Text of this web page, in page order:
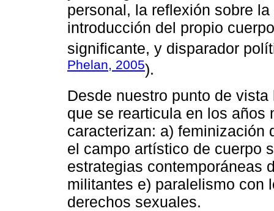
personal, la reflexión sobre
introducción del propio
significante, y disparador
Phelan, 2005).
Desde nuestro punto de
que se rearticula en los años
caracterizan: a) feminización
el campo artístico de cuerpo
estrategias contemporáneas
militantes e) paralelismo con
derechos sexuales.